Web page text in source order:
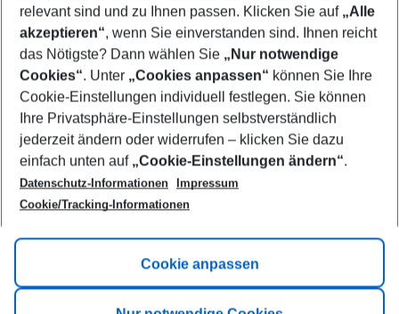
Show more filter
Footer
Footer navigation
Title A
Link A
relevant sind und zu Ihnen passen. Klicken Sie auf „Alle
akzeptieren“, wenn Sie einverstanden sind. Ihnen reicht
das Nötigste? Dann wählen Sie „Nur notwendige
Cookies“. Unter „Cookies anpassen“ können Sie Ihre
Cookie-Einstellungen individuell festlegen. Sie können
Ihre Privatsphäre-Einstellungen selbstverständlich
jederzeit ändern oder widerrufen – klicken Sie dazu
einfach unten auf „Cookie-Einstellungen ändern“.
Datenschutz-Informationen
Impressum
Cookie/Tracking-Informationen
Cookie anpassen